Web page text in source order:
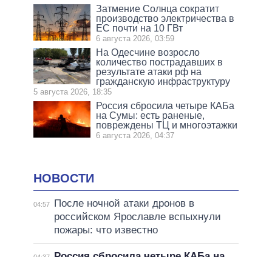
Затмение Солнца сократит
производство электричества в
ЕС почти на 10 ГВт
6 августа 2026, 03:59
На Одесчине возросло
количество пострадавших в
результате атаки рф на
гражданскую инфраструктуру
5 августа 2026, 18:35
Россия сбросила четыре КАБа
на Сумы: есть раненые,
повреждены ТЦ и многоэтажки
6 августа 2026, 04:37
НОВОСТИ
04:57
После ночной атаки дронов в
российском Ярославле вспыхнули
пожары: что известно